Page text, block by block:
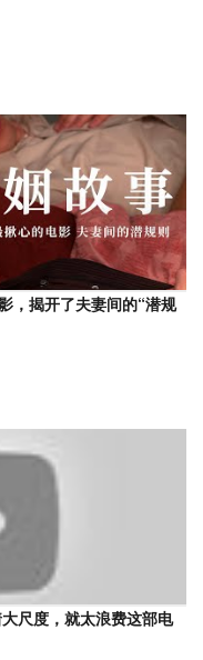
，揭开了夫妻间的“潜规
尺度，就太浪费这部电